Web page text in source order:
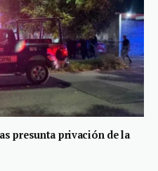
presunta privación de la